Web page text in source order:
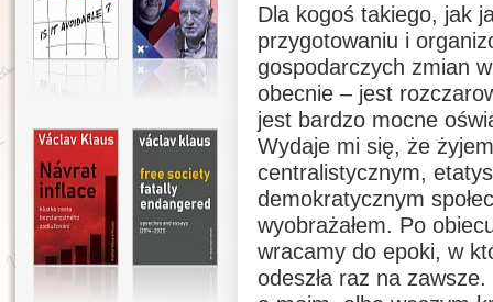
Dla kogoś takiego, jak
przygotowaniu i
gospodarczych zmian
obecnie – jest
jest bardzo mocne
Wydaje mi się, że
centralistycznym,
demokratycznym
wyobrażałem. Po
wracamy do epoki, w
odeszła raz na